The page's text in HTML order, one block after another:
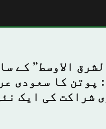
الاوسط” کے
پوتن کا سعودی
شراکت کی ایک